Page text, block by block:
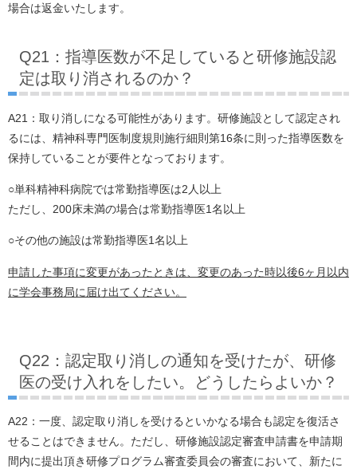
場合は返金いたします。
Q21：指導医数が不足していると研修施設認
定は取り消されるのか？
A21：取り消しになる可能性があります。研修施設として認定され
るには、精神科専門医制度規則施行細則第16条に則った指導医数を
保持していることが要件となっております。
○単科精神科病院では常勤指導医は2人以上
ただし、200床未満の場合は常勤指導医1名以上
○その他の施設は常勤指導医1名以上
申請した事項に変更があったときは、変更のあった時以後6ヶ月以内
に学会事務局に届け出てください。
Q22：認定取り消しの通知を受けたが、研修
医の受け入れをしたい。どうしたらよいか？
A22：一度、認定取り消しを受けるといかなる場合も認定を復活さ
せることはできません。ただし、研修施設認定審査申請書を申請期
間内に提出頂き研修プログラム審査委員会の審査において、新たに